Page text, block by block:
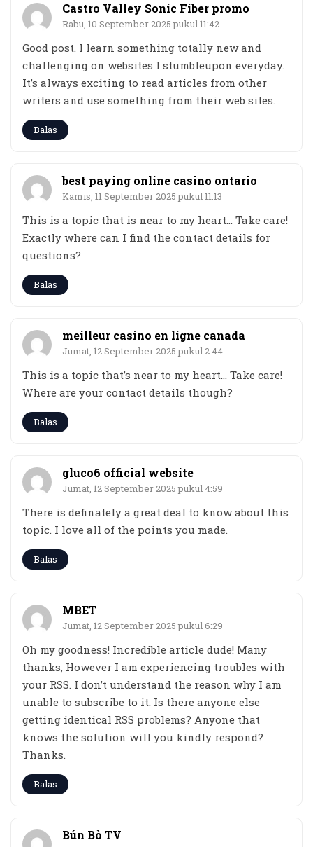
Castro Valley Sonic Fiber promo
Rabu, 10 September 2025 pukul 11:42
Good post. I learn something totally new and
challenging on websites I stumbleupon everyday.
It’s always exciting to read articles from other
writers and use something from their web sites.
Balas
best paying online casino ontario
Kamis, 11 September 2025 pukul 11:13
This is a topic that is near to my heart… Take care!
Exactly where can I find the contact details for
questions?
Balas
meilleur casino en ligne canada
Jumat, 12 September 2025 pukul 2:44
This is a topic that’s near to my heart… Take care!
Where are your contact details though?
Balas
gluco6 official website
Jumat, 12 September 2025 pukul 4:59
There is definately a great deal to know about this
topic. I love all of the points you made.
Balas
MBET
Jumat, 12 September 2025 pukul 6:29
Oh my goodness! Incredible article dude! Many
thanks, However I am experiencing troubles with
your RSS. I don’t understand the reason why I am
unable to subscribe to it. Is there anyone else
getting identical RSS problems? Anyone that
knows the solution will you kindly respond?
Thanks.
Balas
Bún Bò TV